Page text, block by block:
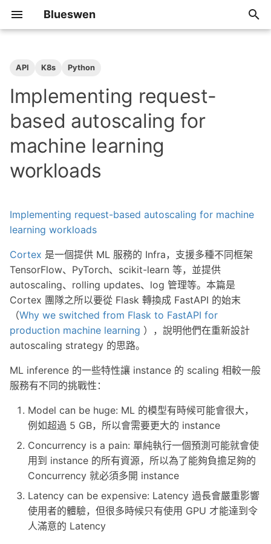
Blueswen
e
t
s
a
r
t
e
r
c
h
2025
2024
2023
2021
2020
Review
Share
Tip
API K8s Python
Implementing request-
based autoscaling for
machine learning
workloads
Implementing request-based autoscaling for machine
learning workloads
Cortex 是一個提供 ML 服務的 Infra，支援多種不同框架
TensorFlow、PyTorch、scikit-learn 等，並提供
autoscaling、rolling updates、log 管理等。本篇是
Cortex 團隊之所以要從 Flask 轉換成 FastAPI 的始末
（Why we switched from Flask to FastAPI for
production machine learning ），說明他們在重新設計
autoscaling strategy 的思路。
ML inference 的一些特性讓 instance 的 scaling 相較一般
服務有不同的挑戰性：
Model can be huge: ML 的模型有時候可能會很大，
例如超過 5 GB，所以會需要更大的 instance
Concurrency is a pain: 單純執行一個預測可能就會使
用到 instance 的所有資源，所以為了能夠負擔足夠的
Concurrency 就必須多開 instance
Latency can be expensive: Latency 過長會嚴重影響
使用者的體驗，但很多時候只有使用 GPU 才能達到令
人滿意的 Latency